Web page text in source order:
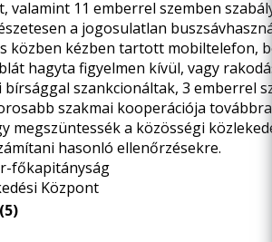
valamint 11 emberrel szemben
a jogosulatlan
közben kézben tartott mobiltelefon,
hagyta figyelmen kívül, vagy
szankcionáltak, 3 emberrel
szakmai kooperációja
megszüntessék a közösségi
hasonló ellenőrzésekre.
főkapitányság
Központ
(5)